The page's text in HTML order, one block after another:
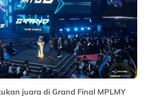
juara di Grand Final MPLMY